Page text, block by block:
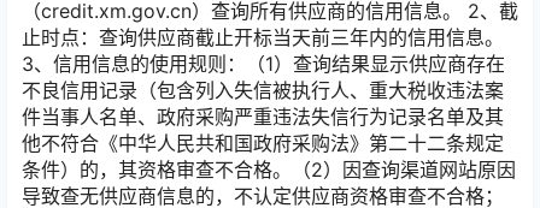
（credit.xm.gov.cn）查询所有供应商的信用信息。 2、截
止时点：查询供应商截止开标当天前三年内的信用信息。
3、信用信息的使用规则：（1）查询结果显示供应商存在
不良信用记录（包含列入失信被执行人、重大税收违法案
件当事人名单、政府采购严重违法失信行为记录名单及其
他不符合《中华人民共和国政府采购法》第二十二条规定
条件）的，其资格审查不合格。（2）因查询渠道网站原因
导致查无供应商信息的，不认定供应商资格审查不合格；